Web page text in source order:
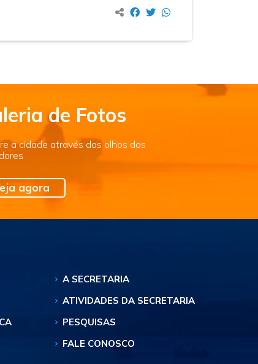
de Fotos
a cidade através dos olhos dos
agora
A SECRETARIA
ATIVIDADES DA SECRETARIA
PESQUISAS
FALE CONOSCO